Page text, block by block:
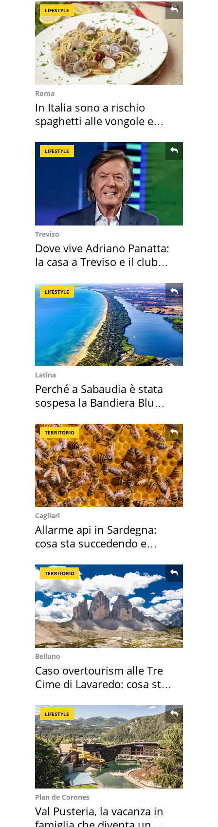
LIFESTYLE
Roma
In Italia sono a rischio
spaghetti alle vongole e
LIFESTYLE
Treviso
Dove vive Adriano Panatta:
la casa a Treviso e il club
LIFESTYLE
Latina
Perché a Sabaudia è stata
sospesa la Bandiera Blu
TERRITORIO
Cagliari
Allarme api in Sardegna:
cosa sta succedendo e
TERRITORIO
Belluno
Caso overtourism alle Tre
Cime di Lavaredo: cosa sta
LIFESTYLE
Plan de Corones
Val Pusteria, la vacanza in